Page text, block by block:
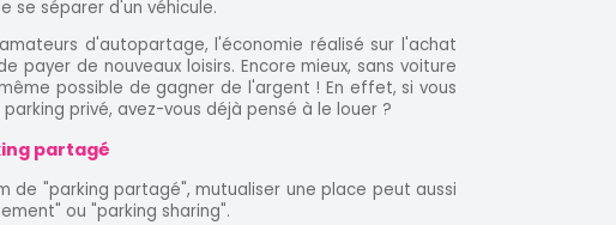
se séparer d'un véhicule.
d'autopartage, l'économie réalisé sur l'achat
payer de nouveaux loisirs. Encore mieux, sans voiture
possible de gagner de l'argent ! En effet, si vous
privé, avez-vous déjà pensé à le louer ?
partagé
de "parking partagé", mutualiser une place peut aussi
ou "parking sharing".